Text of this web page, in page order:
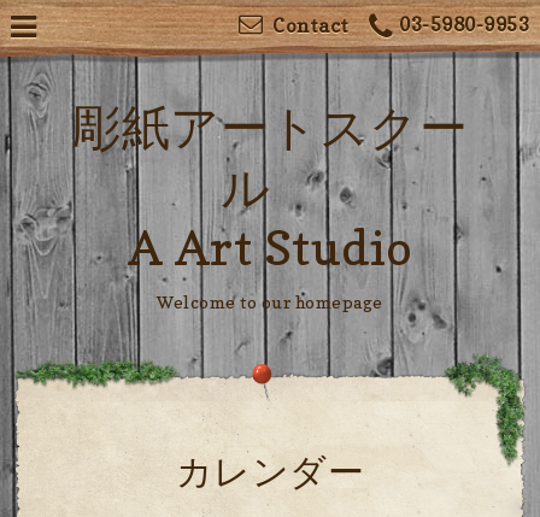
03-5980-9953
Contact
彫紙アートスクー
ル
A Art Studio
Welcome to our homepage
カレンダー